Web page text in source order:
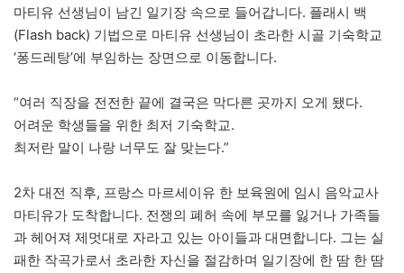
마티유 선생님이 남긴 일기장 속으로 들어갑니다. 플래시 백
(Flash back) 기법으로 마티유 선생님이 초라한 시골 기숙학교
‘퐁드레탕’에 부임하는 장면으로 이동합니다.
“여러 직장을 전전한 끝에 결국은 막다른 곳까지 오게 됐다.
어려운 학생들을 위한 최저 기숙학교.
최저란 말이 나랑 너무도 잘 맞는다.”
2차 대전 직후, 프랑스 마르세이유 한 보육원에 임시 음악교사
마티유가 도착합니다. 전쟁의 폐허 속에 부모를 잃거나 가족들
과 헤어져 제멋대로 자라고 있는 아이들과 대면합니다. 그는 실
패한 작곡가로서 초라한 자신을 절감하며 일기장에 한 땀 한 땀